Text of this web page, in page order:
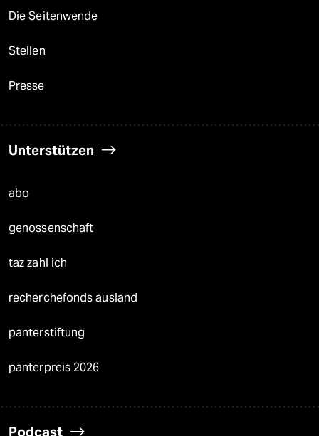
Die Seitenwende
Stellen
Presse
Unterstützen
abo
genossenschaft
taz zahl ich
recherchefonds ausland
panterstiftung
panterpreis 2026
Podcast